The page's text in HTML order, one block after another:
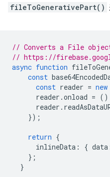
fileToGenerativePart()
// Converts a File
// https://
async function
const
const reader = new
reader .onload = ()
reader .
});
return {
inlineData : { data
};
}